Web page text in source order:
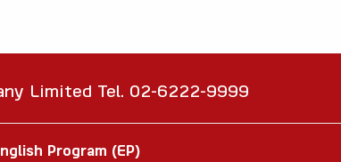
Limited Tel. 02-6222-9999
Program (EP)